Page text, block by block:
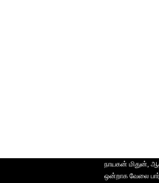
நாயகன் மிதுன்,
ஒன்றாக வேலை